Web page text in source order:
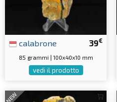
39€
calabrone
85 grammi | 100x40x10 mm
vedi il prodotto
NEW